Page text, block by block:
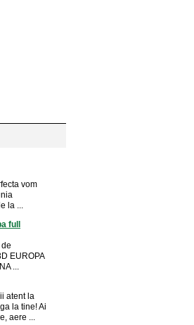
vom
la ...
full
EUROPA
...
atent la
la tine! Ai
aere ...